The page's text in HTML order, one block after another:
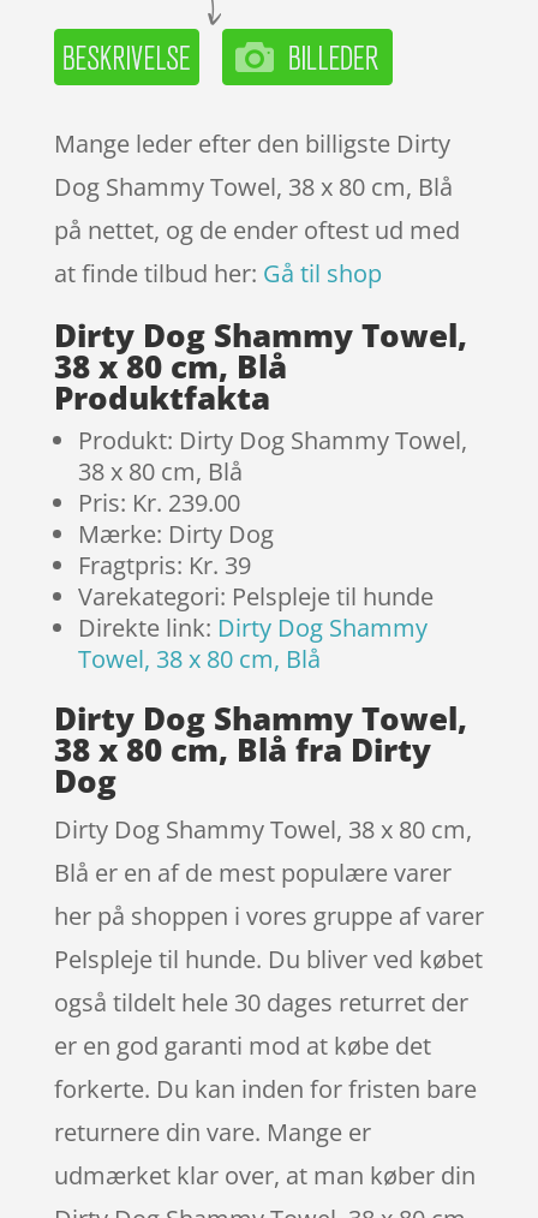
Mange leder efter den billigste Dirty
Dog Shammy Towel, 38 x 80 cm, Blå
på nettet, og de ender oftest ud med
at finde tilbud her: Gå til shop
Dirty Dog Shammy Towel,
38 x 80 cm, Blå
Produktfakta
Produkt: Dirty Dog Shammy Towel,
38 x 80 cm, Blå
Pris: Kr. 239.00
Mærke: Dirty Dog
Fragtpris: Kr. 39
Varekategori: Pelspleje til hunde
Direkte link: Dirty Dog Shammy
Towel, 38 x 80 cm, Blå
Dirty Dog Shammy Towel,
38 x 80 cm, Blå fra Dirty
Dog
Dirty Dog Shammy Towel, 38 x 80 cm,
Blå er en af de mest populære varer
her på shoppen i vores gruppe af varer
Pelspleje til hunde. Du bliver ved købet
også tildelt hele 30 dages returret der
er en god garanti mod at købe det
forkerte. Du kan inden for fristen bare
returnere din vare. Mange er
udmærket klar over, at man køber din